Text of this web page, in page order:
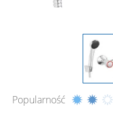
Popularność